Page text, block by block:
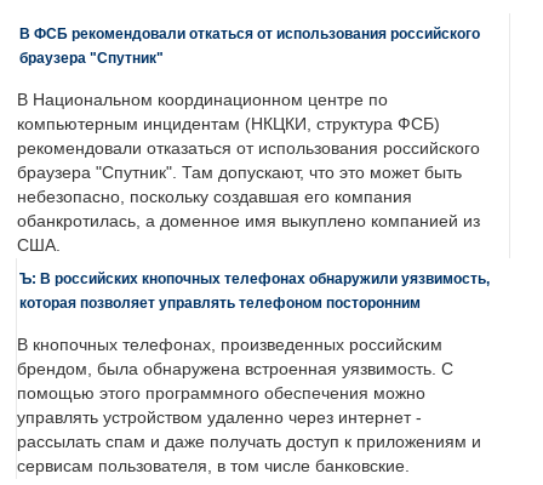
В ФСБ рекомендовали откаться от использования российского
браузера "Спутник"
В Национальном координационном центре по
компьютерным инцидентам (НКЦКИ, структура ФСБ)
рекомендовали отказаться от использования российского
браузера "Спутник". Там допускают, что это может быть
небезопасно, поскольку создавшая его компания
обанкротилась, а доменное имя выкуплено компанией из
США.
Ъ: В российских кнопочных телефонах обнаружили уязвимость,
которая позволяет управлять телефоном посторонним
В кнопочных телефонах, произведенных российским
брендом, была обнаружена встроенная уязвимость. С
помощью этого программного обеспечения можно
управлять устройством удаленно через интернет -
рассылать спам и даже получать доступ к приложениям и
сервисам пользователя, в том числе банковские.